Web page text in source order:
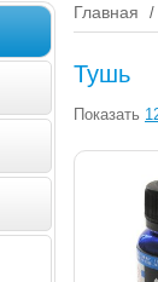
Главная /
Тушь
Показать